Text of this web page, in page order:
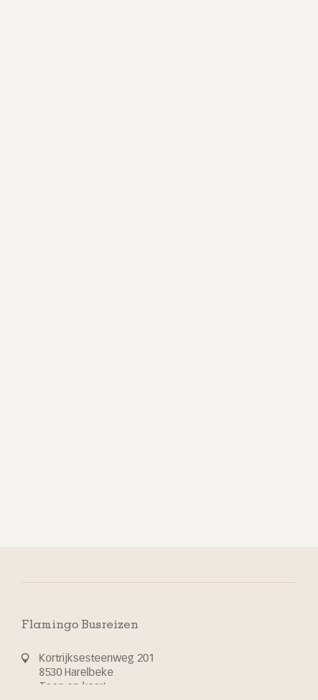
Flamingo Busreizen
Kortrijksesteenweg 201
8530 Harelbeke
Toon op kaart